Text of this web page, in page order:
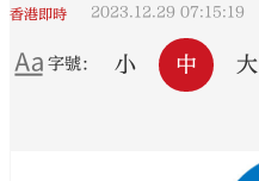
香港即時 2023.12.29 07:15:19
字號： 小 中 大